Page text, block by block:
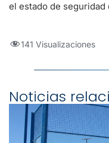
el estado de seguridad
141 Visualizaciones
Noticias